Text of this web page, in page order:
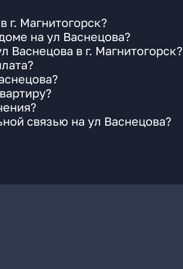
г. Магнитогорск?
на ул Васнецова?
Васнецова в г. Магнитогорск?
связью на ул Васнецова?